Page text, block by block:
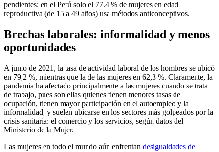
pendientes: en el Perú solo el 77.4 % de mujeres en edad
reproductiva (de 15 a 49 años) usa métodos anticonceptivos.
Brechas laborales: informalidad y menos
oportunidades
A junio de 2021, la tasa de actividad laboral de los hombres se ubicó
en 79,2 %, mientras que la de las mujeres en 62,3 %. Claramente, la
pandemia ha afectado principalmente a las mujeres cuando se trata
de trabajo, pues son ellas quienes tienen menores tasas de
ocupación, tienen mayor participación en el autoempleo y la
informalidad, y suelen ubicarse en los sectores más golpeados por la
crisis sanitaria: el comercio y los servicios, según datos del
Ministerio de la Mujer.
Las mujeres en todo el mundo aún enfrentan desigualdades de